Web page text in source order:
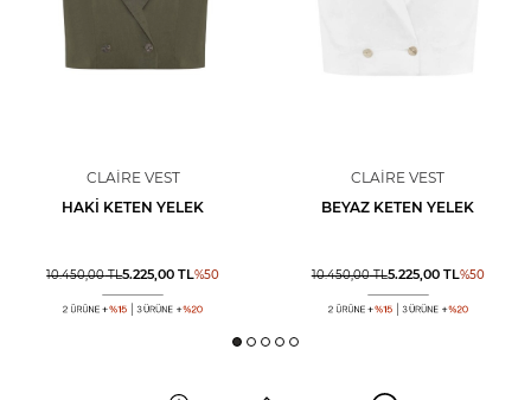
CLAIRE VEST
HAKI KETEN YELEK
10.450,00TL5.225,00 TL%50
CLAIRE VEST
BEYAZ KETEN YELEK
10.450,00TL5.225,00TL%50